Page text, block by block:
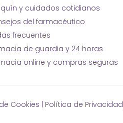
y cuidados cotidianos
del farmacéutico
frecuentes
de guardia y 24 horas
online y compras seguras
Cookies | Política de Privacidad